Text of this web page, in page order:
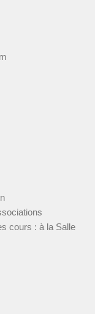
cours : à la Salle